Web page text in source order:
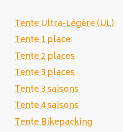
Tente Ultra-Légère (UL)
Tente 1 place
Tente 2 places
Tente 3 places
Tente 3 saisons
Tente 4 saisons
Tente Bikepacking